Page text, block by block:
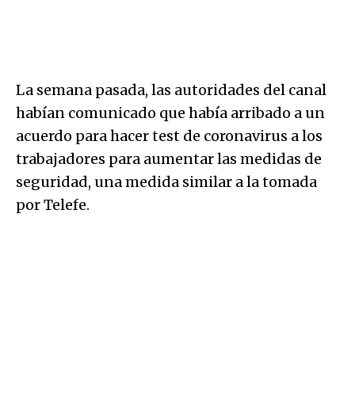
La semana pasada, las autoridades del canal
habían comunicado que había arribado a un
acuerdo para hacer test de coronavirus a los
trabajadores para aumentar las medidas de
seguridad, una medida similar a la tomada
por Telefe.